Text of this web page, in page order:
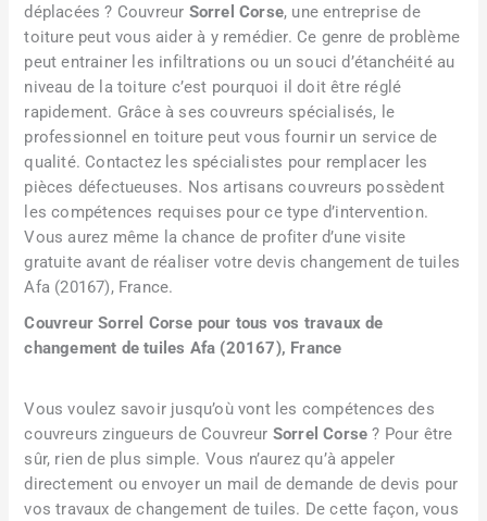
déplacées ? Couvreur Sorrel Corse, une entreprise de
toiture peut vous aider à y remédier. Ce genre de problème
peut entrainer les infiltrations ou un souci d’étanchéité au
niveau de la toiture c’est pourquoi il doit être réglé
rapidement. Grâce à ses couvreurs spécialisés, le
professionnel en toiture peut vous fournir un service de
qualité. Contactez les spécialistes pour remplacer les
pièces défectueuses. Nos artisans couvreurs possèdent
les compétences requises pour ce type d’intervention.
Vous aurez même la chance de profiter d’une visite
gratuite avant de réaliser votre devis changement de tuiles
Afa (20167), France.
Couvreur Sorrel Corse pour tous vos travaux de
changement de tuiles Afa (20167), France
Vous voulez savoir jusqu’où vont les compétences des
couvreurs zingueurs de Couvreur Sorrel Corse ? Pour être
sûr, rien de plus simple. Vous n’aurez qu’à appeler
directement ou envoyer un mail de demande de devis pour
vos travaux de changement de tuiles. De cette façon, vous